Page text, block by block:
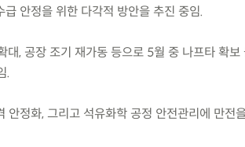
안정을 위한 다각적 방안을 추진 중임.
, 공장 조기 재가동 등으로 5월 중 나프타 확보
.
정화, 그리고 석유화학 공정 안전관리에 만전